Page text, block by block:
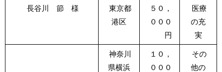
長谷川 節 様
東京都
港区
５０，
０００
円
医療
の充
実
神奈川
県横浜
１０，
０００
その
他の